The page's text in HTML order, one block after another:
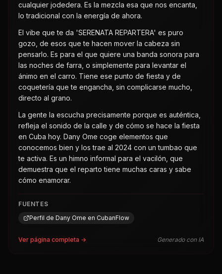
cualquier jodedera. Es la mezcla esa que nos encanta,
lo tradicional con la energía de ahora.
El vibe que te da 'SERENATA REPARTERA' es puro
gozo, de esos que te hacen mover la cabeza sin
pensarlo. Es para el que quiere una banda sonora para
las noches de farra, o simplemente para levantar el
ánimo en el carro. Tiene ese punto de fiesta y de
coquetería que te engancha, sin complicarse mucho,
directo al grano.
La gente la escucha precisamente porque es auténtica,
refleja el sonido de la calle y de cómo se hace la fiesta
en Cuba hoy. Dany Ome coge elementos que
conocemos bien y los trae al 2024 con un tumbao que
te activa. Es un himno informal para el vacilón, que
demuestra que el reparto tiene muchas caras y sabe
cómo enamorar.
FUENTES
Perfil de Dany Ome en CubanFlow
Ver página completa → Generado con IA